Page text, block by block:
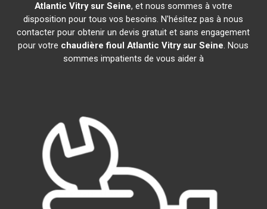
Atlantic Vitry sur Seine, et nous sommes à votre
disposition pour tous vos besoins. N'hésitez pas à nous
contacter pour obtenir un devis gratuit et sans engagement
pour votre chaudière fioul Atlantic Vitry sur Seine. Nous
sommes impatients de vous aider à